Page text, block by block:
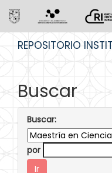
REPOSITORIO
Buscar
Buscar:
por